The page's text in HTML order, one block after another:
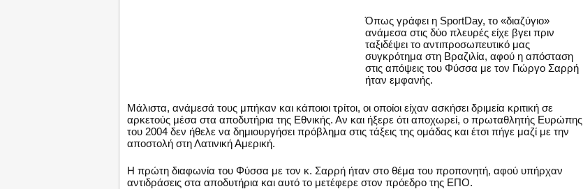
Όπως γράφει η SportDay, το «διαζύγιο»
ανάμεσα στις δύο πλευρές είχε βγει πριν
ταξιδέψει το αντιπροσωπευτικό μας
συγκρότημα στη Βραζιλία, αφού η απόσταση
στις απόψεις του Φύσσα με τον Γιώργο Σαρρή
ήταν εμφανής.
Μάλιστα, ανάμεσά τους μπήκαν και κάποιοι τρίτοι, οι οποίοι είχαν ασκήσει δριμεία κριτική σε
αρκετούς μέσα στα αποδυτήρια της Εθνικής. Αν και ήξερε ότι αποχωρεί, ο πρωταθλητής Ευρώπης
του 2004 δεν ήθελε να δημιουργήσει πρόβλημα στις τάξεις της ομάδας και έτσι πήγε μαζί με την
αποστολή στη Λατινική Αμερική.
Η πρώτη διαφωνία του Φύσσα με τον κ. Σαρρή ήταν στο θέμα του προπονητή, αφού υπήρχαν
αντιδράσεις στα αποδυτήρια και αυτό το μετέφερε στον πρόεδρο της ΕΠΟ.